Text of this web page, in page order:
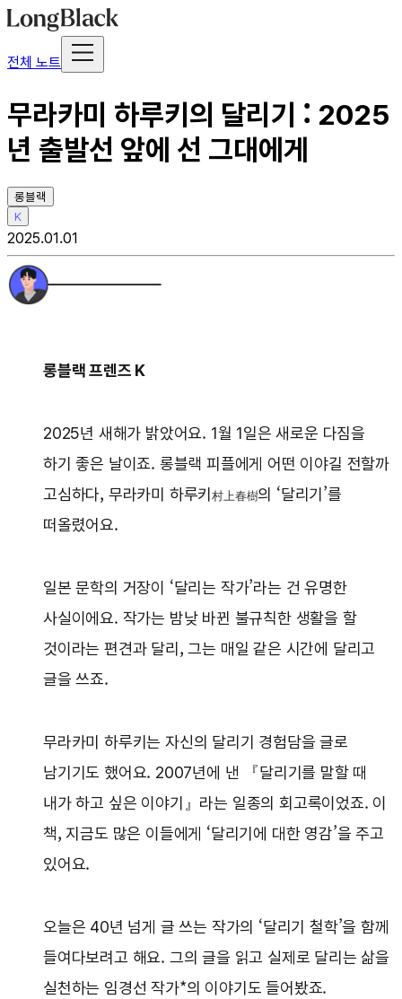
전체 노트
무라카미 하루키의 달리기 : 2025
년 출발선 앞에 선 그대에게
롱블랙
K
2025.01.01
롱블랙 프렌즈 K
2025년 새해가 밝았어요. 1월 1일은 새로운 다짐을
하기 좋은 날이죠. 롱블랙 피플에게 어떤 이야길 전할까
고심하다, 무라카미 하루키村上春樹의 ‘달리기’를
떠올렸어요.
일본 문학의 거장이 ‘달리는 작가’라는 건 유명한
사실이에요. 작가는 밤낮 바뀐 불규칙한 생활을 할
것이라는 편견과 달리, 그는 매일 같은 시간에 달리고
글을 쓰죠.
무라카미 하루키는 자신의 달리기 경험담을 글로
남기기도 했어요. 2007년에 낸 『달리기를 말할 때
내가 하고 싶은 이야기』라는 일종의 회고록이었죠. 이
책, 지금도 많은 이들에게 ‘달리기에 대한 영감’을 주고
있어요.
오늘은 40년 넘게 글 쓰는 작가의 ‘달리기 철학’을 함께
들여다보려고 해요. 그의 글을 읽고 실제로 달리는 삶을
실천하는 임경선 작가*의 이야기도 들어봤죠.